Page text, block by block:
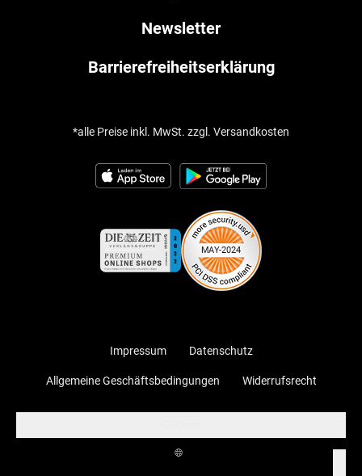
Newsletter
Barrierefreiheitserklärung
*alle Preise inkl. MwSt. zzgl. Versandkosten
Impressum Datenschutz
Allgemeine Geschäftsbedingungen Widerrufsrecht